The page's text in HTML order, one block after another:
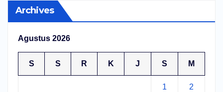
Archives
Agustus 2026
S S R K J S M
1 2